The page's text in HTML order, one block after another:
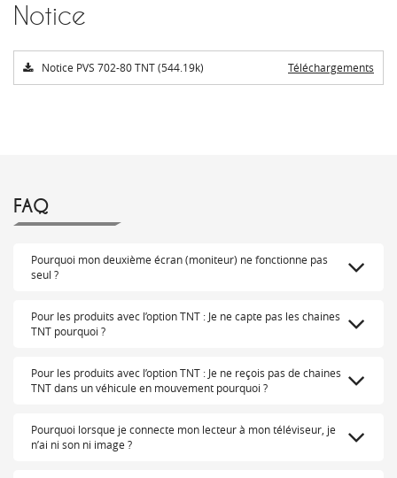
Notice
Notice PVS 702-80 TNT (544.19k) Téléchargements
FAQ
Pourquoi mon deuxième écran (moniteur) ne fonctionne pas
seul ?
Pour les produits avec l’option TNT : Je ne capte pas les chaines
TNT pourquoi ?
Pour les produits avec l’option TNT : Je ne reçois pas de chaines
TNT dans un véhicule en mouvement pourquoi ?
Pourquoi lorsque je connecte mon lecteur à mon téléviseur, je
n’ai ni son ni image ?